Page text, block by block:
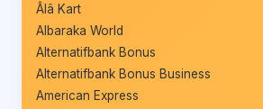
Âlâ Kart
Albaraka World
Alternatifbank Bonus
Alternatifbank Bonus Business
American Express